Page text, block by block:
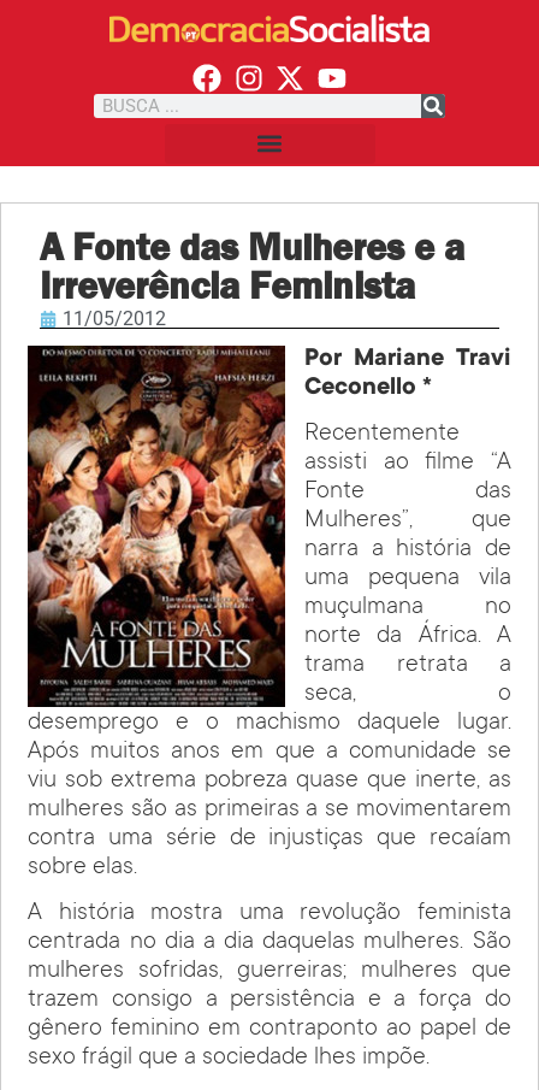
A Fonte das Mulheres e a
Irreverência Feminista
11/05/2012
Por Mariane Travi
Ceconello *
Recentemente
assisti ao filme “A
Fonte das
Mulheres”, que
narra a história de
uma pequena vila
muçulmana no
norte da África. A
trama retrata a
seca, o
desemprego e o machismo daquele lugar.
Após muitos anos em que a comunidade se
viu sob extrema pobreza quase que inerte, as
mulheres são as primeiras a se movimentarem
contra uma série de injustiças que recaíam
sobre elas.
A história mostra uma revolução feminista
centrada no dia a dia daquelas mulheres. São
mulheres sofridas, guerreiras; mulheres que
trazem consigo a persistência e a força do
gênero feminino em contraponto ao papel de
sexo frágil que a sociedade lhes impõe.